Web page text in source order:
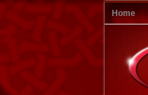
Home